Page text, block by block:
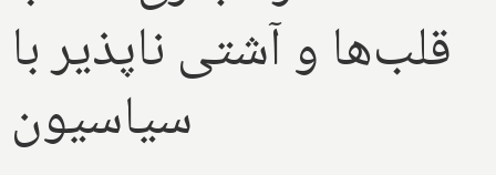
قلب‌ها و آشتی ناپذیر با
سیاسیون